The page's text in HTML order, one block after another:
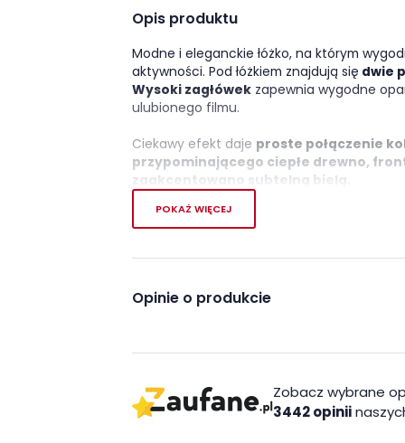
Opis produktu
Modne i eleganckie łóżko, na którym
aktywności. Pod łóżkiem znajdują się dwie
Wysoki zagłówek zapewnia wygodne
ulubionego filmu.
Ciekawy efekt daje proste połączenie
przypominającego ciepłe drewno,
zaakcentowano subtelną bielą.
Łóżko dostępne jest bez materaca.
o wymiarach 120 x 200 cm.
- Świetnie nada się na przechowywanie
- Łóżko dostępne jest bez materaca.
wymiarach 120 x 200 cm.
POKAŻ WIĘCEJ
Opinie o produkcie
Zobacz wybrane
3442 opinii